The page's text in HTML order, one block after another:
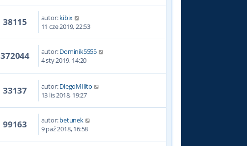
38115 autor:kibix
11 cze 2019, 22:53
372044 autor:Dominik5555
4 sty 2019, 14:20
33137 autor:DiegoMIlito
13 lis 2018, 19:27
99163 autor:betunek
9 paź 2018, 16:58